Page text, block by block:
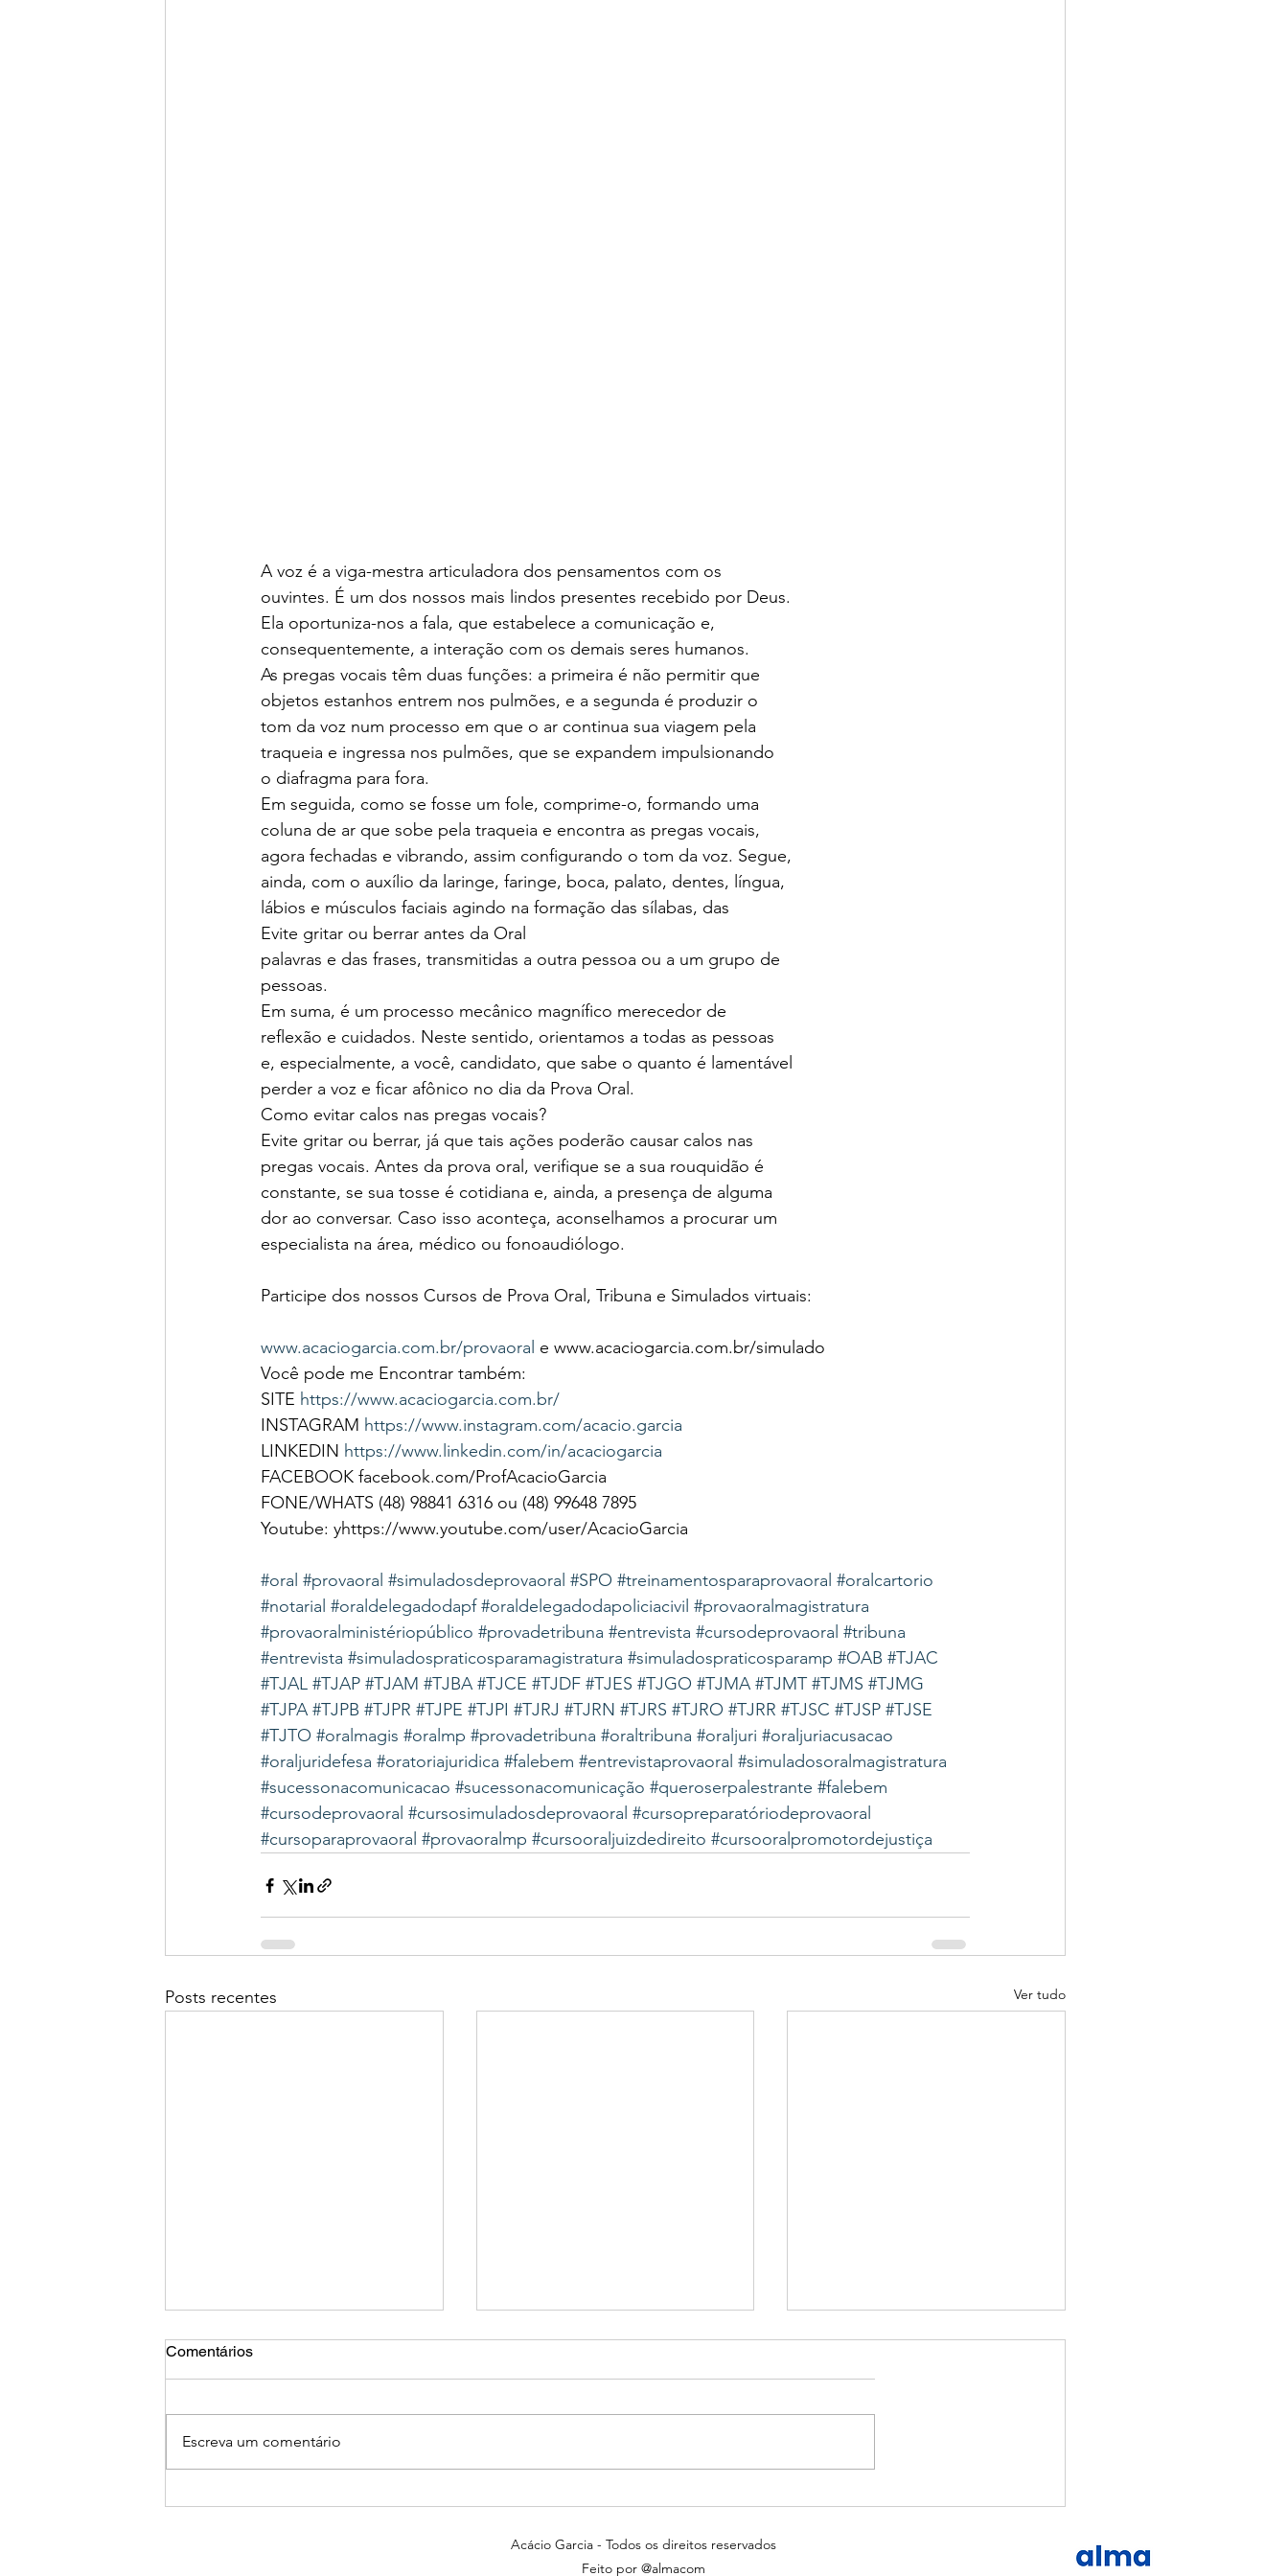
A voz é a viga-mestra articuladora dos pensamentos com os
ouvintes. É um dos nossos mais lindos presentes recebido por Deus.
Ela oportuniza-nos a fala, que estabelece a comunicação e,
consequentemente, a interação com os demais seres humanos.
As pregas vocais têm duas funções: a primeira é não permitir que
objetos estanhos entrem nos pulmões, e a segunda é produzir o
tom da voz num processo em que o ar continua sua viagem pela
traqueia e ingressa nos pulmões, que se expandem impulsionando
o diafragma para fora.
Em seguida, como se fosse um fole, comprime-o, formando uma
coluna de ar que sobe pela traqueia e encontra as pregas vocais,
agora fechadas e vibrando, assim configurando o tom da voz. Segue,
ainda, com o auxílio da laringe, faringe, boca, palato, dentes, língua,
lábios e músculos faciais agindo na formação das sílabas, das
Evite gritar ou berrar antes da Oral
palavras e das frases, transmitidas a outra pessoa ou a um grupo de
pessoas.
Em suma, é um processo mecânico magnífico merecedor de
reflexão e cuidados. Neste sentido, orientamos a todas as pessoas
e, especialmente, a você, candidato, que sabe o quanto é lamentável
perder a voz e ficar afônico no dia da Prova Oral.
Como evitar calos nas pregas vocais?
Evite gritar ou berrar, já que tais ações poderão causar calos nas
pregas vocais. Antes da prova oral, verifique se a sua rouquidão é
constante, se sua tosse é cotidiana e, ainda, a presença de alguma
dor ao conversar. Caso isso aconteça, aconselhamos a procurar um
especialista na área, médico ou fonoaudiólogo.
Participe dos nossos Cursos de Prova Oral, Tribuna e Simulados virtuais:
www.acaciogarcia.com.br/provaoral e www.acaciogarcia.com.br/simulado
Você pode me Encontrar também:
SITE https://www.acaciogarcia.com.br/
INSTAGRAM https://www.instagram.com/acacio.garcia
LINKEDIN https://www.linkedin.com/in/acaciogarcia
FACEBOOK facebook.com/ProfAcacioGarcia
FONE/WHATS (48) 98841 6316 ou (48) 99648 7895
Youtube: yhttps://www.youtube.com/user/AcacioGarcia
#oral #provaoral #simuladosdeprovaoral #SPO #treinamentosparaprovaoral #oralcartorio
#notarial #oraldelegadodapf #oraldelegadodapoliciacivil #provaoralmagistratura
#provaoralministériopúblico #provadetribuna #entrevista #cursodeprovaoral #tribuna
#entrevista #simuladospraticosparamagistratura #simuladospraticosparamp #OAB #TJAC
#TJAL #TJAP #TJAM #TJBA #TJCE #TJDF #TJES #TJGO #TJMA #TJMT #TJMS #TJMG
#TJPA #TJPB #TJPR #TJPE #TJPI #TJRJ #TJRN #TJRS #TJRO #TJRR #TJSC #TJSP #TJSE
#TJTO #oralmagis #oralmp #provadetribuna #oraltribuna #oraljuri #oraljuriacusacao
#oraljuridefesa #oratoriajuridica #falebem #entrevistaprovaoral #simuladosoralmagistratura
#sucessonacomunicacao #sucessonacomunicação #queroserpalestrante #falebem
#cursodeprovaoral #cursosimuladosdeprovaoral #cursopreparatóriodeprovaoral
#cursoparaprovaoral #provaoralmp #cursooraljuizdedireito #cursooralpromotordejustiça
Posts recentes Ver tudo
Comportamentais
Comentários
Escreva um comentário
Acácio Garcia - Todos os direitos reservados
Feito por @almacom